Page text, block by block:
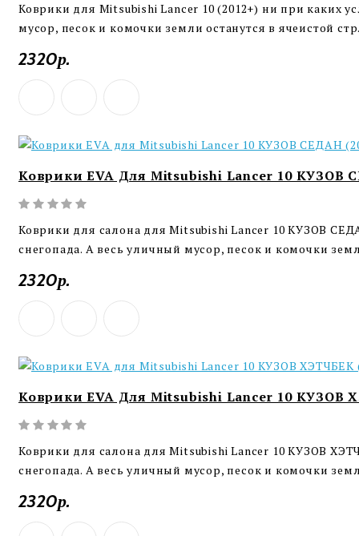
Коврики для Mitsubishi Lancer 10 (2012+) ни при каких
мусор, песок и комочки земли останутся в ячеистой
2320р.
Коврики EVA Для Mitsubishi Lancer 10 КУЗОВ
Коврики для салона для Mitsubishi Lancer 10 КУЗОВ
снегопада. А весь уличный мусор, песок и комочки
2320р.
Коврики EVA Для Mitsubishi Lancer 10 КУЗОВ
Коврики для салона для Mitsubishi Lancer 10 КУЗОВ
снегопада. А весь уличный мусор, песок и комочки
2320р.